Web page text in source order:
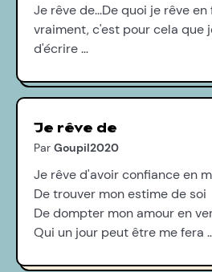
Je rêve de...De quoi je rêve
vraiment, c'est pour cela que
d'écrire …
Je rêve de
Par Goupil2020
Je rêve d'avoir confiance en
De trouver mon estime de soi
De dompter mon amour en
Qui un jour peut être me fera